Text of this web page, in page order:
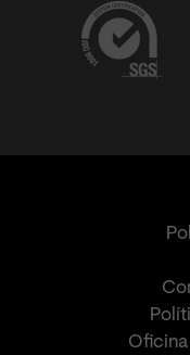
Oficina